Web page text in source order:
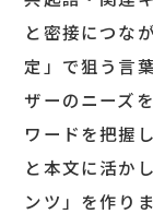
と密接につな
定」で狙う言
ザーのニーズ
ワードを把握
と本文に活か
ンツ」を作り